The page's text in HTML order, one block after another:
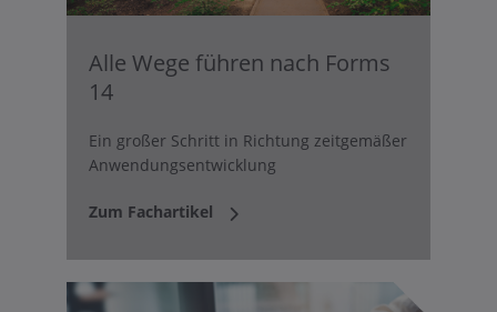
Alle Wege führen nach Forms
14
Ein großer Schritt in Richtung zeitgemäßer
Anwendungsentwicklung
Zum Fachartikel